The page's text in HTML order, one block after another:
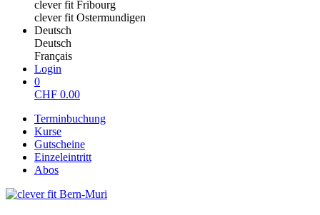
clever fit Fribourg
clever fit Ostermundigen
Deutsch
Deutsch
Français
Login
0
CHF 0.00
Terminbuchung
Kurse
Gutscheine
Einzeleintritt
Abos